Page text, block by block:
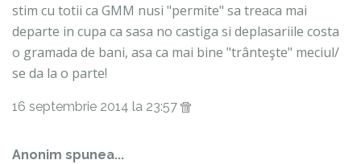
stim cu totii ca GMM nusi "permite" sa treaca mai
departe in cupa ca sasa no castiga si deplasariile costa
o gramada de bani, asa ca mai bine "trânteşte" meciul/
se da la o parte!
16 septembrie 2014 la 23:57
Anonim spunea...